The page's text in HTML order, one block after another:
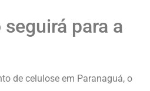
para a
de celulose em Paranaguá, o